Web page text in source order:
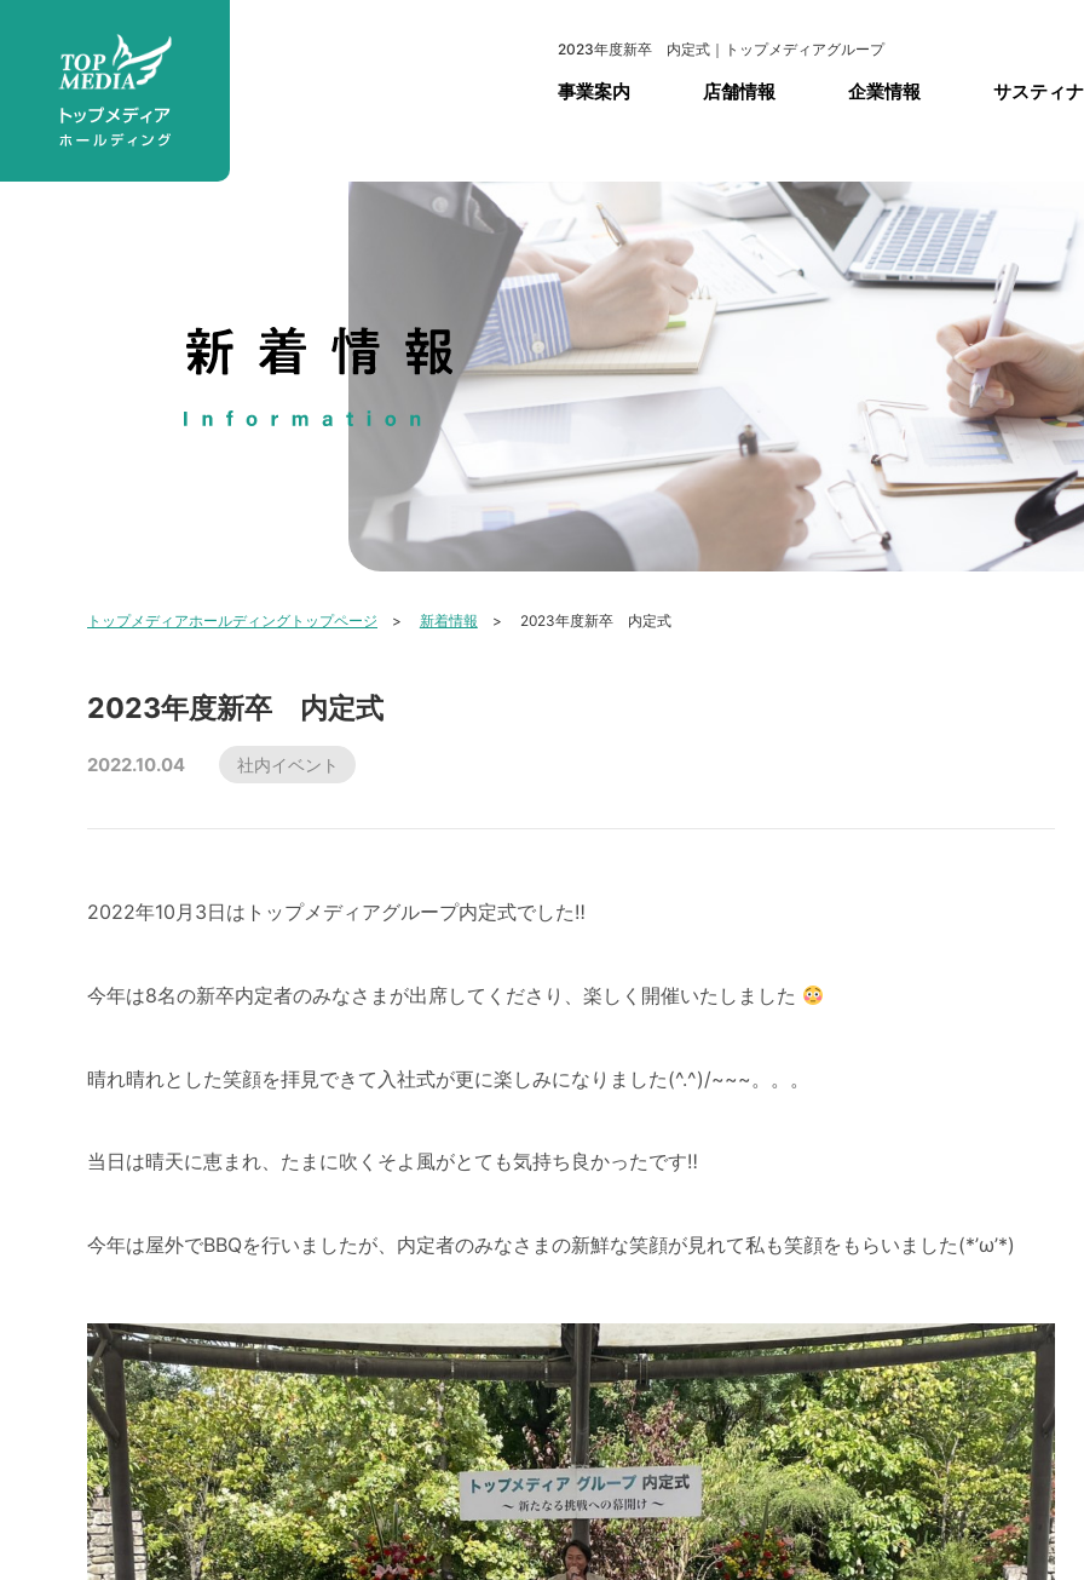
2023年度新卒 内定式｜トップメディアグループ
事業案内 店舗情報 企業情報 サスティ
トップメディアホールディングトップページ 新着情報 2023年度新卒 内定式
2023年度新卒 内定式
2022.10.04 社内イベント
2022年10月3日はトップメディアグループ内定式でした‼
今年は8名の新卒内定者のみなさまが出席してくださり、楽しく開催いたしました
晴れ晴れとした笑顔を拝見できて入社式が更に楽しみになりました(^.^)/~~~。。。
当日は晴天に恵まれ、たまに吹くそよ風がとても気持ち良かったです‼
今年は屋外でBBQを行いましたが、内定者のみなさまの新鮮な笑顔が見れて私も笑顔をもらいました(*’ω’*)